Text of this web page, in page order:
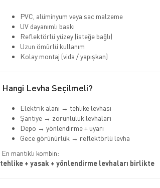
PVC, alüminyum veya sac malzeme
UV dayanımlı baskı
Reflektörlü yüzey (isteğe bağlı)
Uzun ömürlü kullanım
Kolay montaj (vida / yapışkan)
Hangi Levha Seçilmeli?
Elektrik alanı → tehlike levhası
Şantiye → zorunluluk levhaları
Depo → yönlendirme + uyarı
Gece görünürlük → reflektörlü levha
En mantıklı kombin:
tehlike + yasak + yönlendirme levhaları birlikte